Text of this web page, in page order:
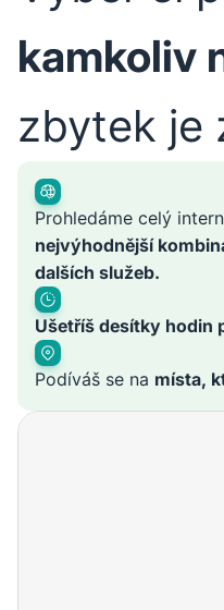
kamkoliv
zbytek je
Prohledáme celý
nejvýhodnější
dalších služeb.
Ušetříš desítky hodin
Podíváš se na místa,